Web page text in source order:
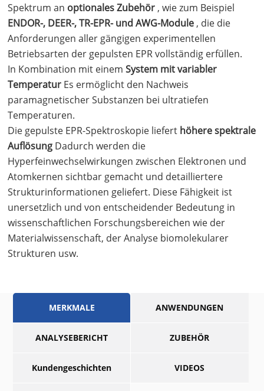
Spektrum an optionales Zubehör , wie zum Beispiel
ENDOR-, DEER-, TR-EPR- und AWG-Module , die die
Anforderungen aller gängigen experimentellen
Betriebsarten der gepulsten EPR vollständig erfüllen.
In Kombination mit einemSystem mit variabler
Temperatur Es ermöglicht den Nachweis
paramagnetischer Substanzen bei ultratiefen
Temperaturen.
Die gepulste EPR-Spektroskopie liefert höhere spektrale
Auflösung Dadurch werden die
Hyperfeinwechselwirkungen zwischen Elektronen und
Atomkernen sichtbar gemacht und detailliertere
Strukturinformationen geliefert. Diese Fähigkeit ist
unersetzlich und von entscheidender Bedeutung in
wissenschaftlichen Forschungsbereichen wie der
Materialwissenschaft, der Analyse biomolekularer
Strukturen usw.
MERKMALE ANWENDUNGEN
ANALYSEBERICHT ZUBEHÖR
Kundengeschichten VIDEOS